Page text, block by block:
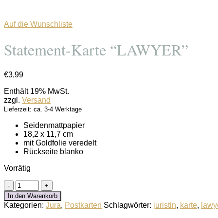
Auf die Wunschliste
Statement-Karte “LAWYER”
€3,99
Enthält 19% MwSt.
zzgl. Versand
Lieferzeit: ca. 3-4 Werktage
Seidenmattpapier
18,2 x 11,7 cm
mit Goldfolie veredelt
Rückseite blanko
Vorrätig
Statement-
Karte
"LAWYER"
Menge
In den Warenkorb
Kategorien: Jura, Postkarten Schlagwörter: juristin, karte,